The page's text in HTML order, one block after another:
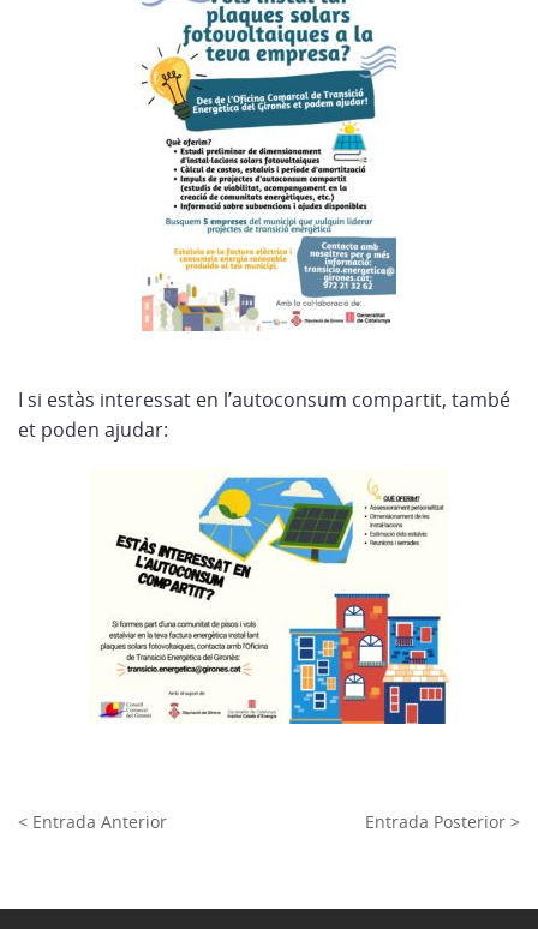
I si estàs interessat en l’autoconsum compartit, també
et poden ajudar:
< Entrada Anterior Entrada Posterior >